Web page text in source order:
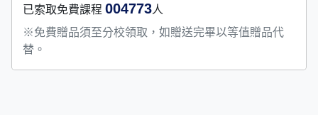
已索取免費課程 004773人
※免費贈品須至分校領取，如贈送完畢以等值贈品代
替。